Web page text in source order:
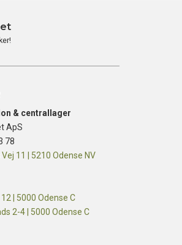
& centrallager
ApS
78
11 | 5210 Odense NV
| 5000 Odense C
2-4 | 5000 Odense C